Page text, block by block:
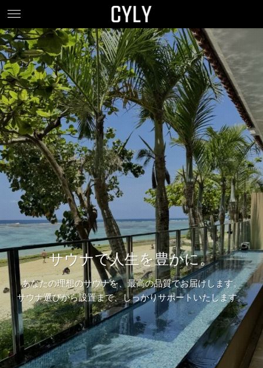
サウナで人生を豊かに。
あなたの理想のサウナを、最高の品質でお届けします。
サウナ選びから設置まで、しっかりサポートいたします。
サウナで人生を豊かに。
あなたの理想のサウナを、最高の品質でお届けします。
サウナ選びから設置まで、しっかりサポートいたします。
サウナで人生を豊かに。
あなたの理想のサウナを、最高の品質でお届けします。
サウナ選びから設置まで、しっかりサポートいたします。